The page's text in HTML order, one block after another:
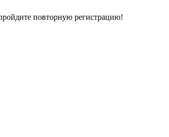
повторную регистрацию!